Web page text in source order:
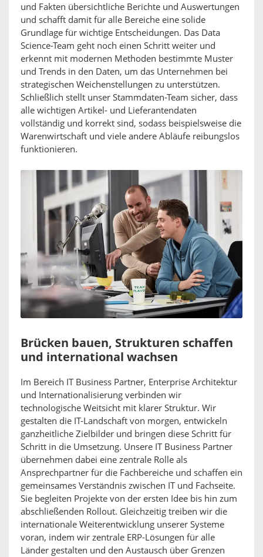
und Fakten übersichtliche Berichte und Auswertungen
und schafft damit für alle Bereiche eine solide
Grundlage für wichtige Entscheidungen. Das Data
Science-Team geht noch einen Schritt weiter und
erkennt mit modernen Methoden bestimmte Muster
und Trends in den Daten, um das Unternehmen bei
strategischen Weichenstellungen zu unterstützen.
Schließlich stellt unser Stammdaten-Team sicher, dass
alle wichtigen Artikel- und Lieferantendaten
vollständig und korrekt sind, sodass beispielsweise die
Warenwirtschaft und viele andere Abläufe reibungslos
funktionieren.
Brücken bauen, Strukturen schaffen
und international wachsen
Im Bereich IT Business Partner, Enterprise Architektur
und Internationalisierung verbinden wir
technologische Weitsicht mit klarer Struktur. Wir
gestalten die IT-Landschaft von morgen, entwickeln
ganzheitliche Zielbilder und bringen diese Schritt für
Schritt in die Umsetzung. Unsere IT Business Partner
übernehmen dabei eine zentrale Rolle als
Ansprechpartner für die Fachbereiche und schaffen ein
gemeinsames Verständnis zwischen IT und Fachseite.
Sie begleiten Projekte von der ersten Idee bis hin zum
abschließenden Rollout. Gleichzeitig treiben wir die
internationale Weiterentwicklung unserer Systeme
voran, indem wir zentrale ERP-Lösungen für alle
Länder gestalten und den Austausch über Grenzen